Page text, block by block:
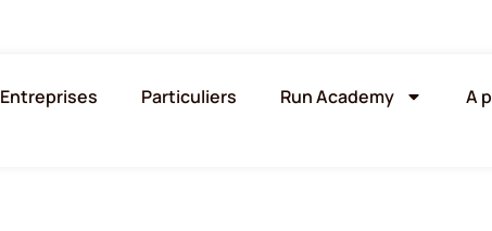
Entreprises Particuliers Run Academy A